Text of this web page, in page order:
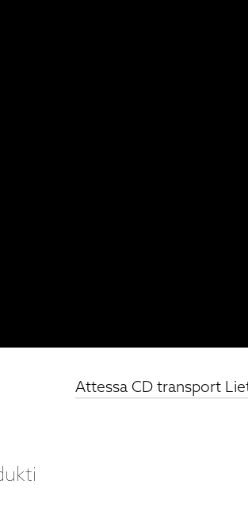
Attessa CD transport